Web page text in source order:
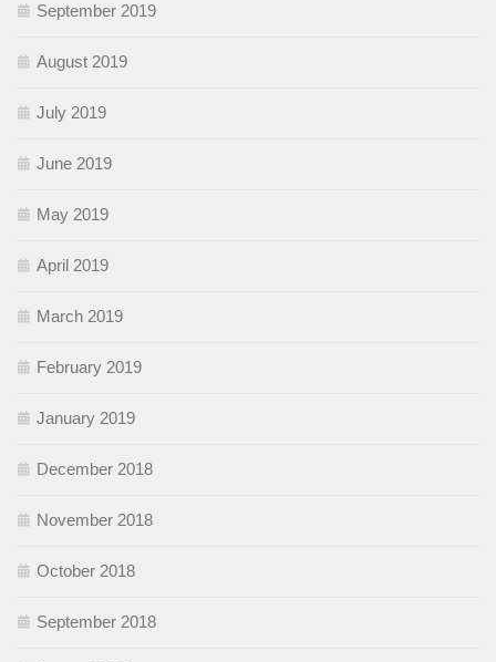
September 2019
August 2019
July 2019
June 2019
May 2019
April 2019
March 2019
February 2019
January 2019
December 2018
November 2018
October 2018
September 2018